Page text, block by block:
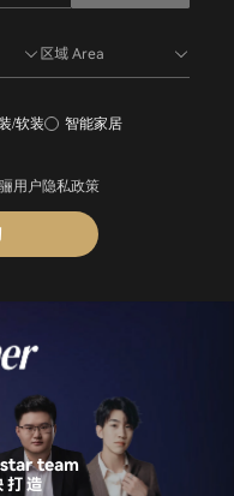
区域 Area
/软装 智能家居
用户隐私政策
team
打造